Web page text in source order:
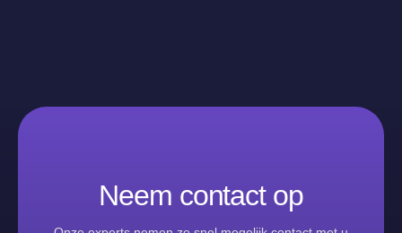
Neem contact op